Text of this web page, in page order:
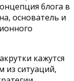
блога в
основатель и
кажутся
ситуаций,